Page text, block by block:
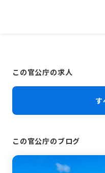
この官公庁の求人
す
この官公庁のブログ